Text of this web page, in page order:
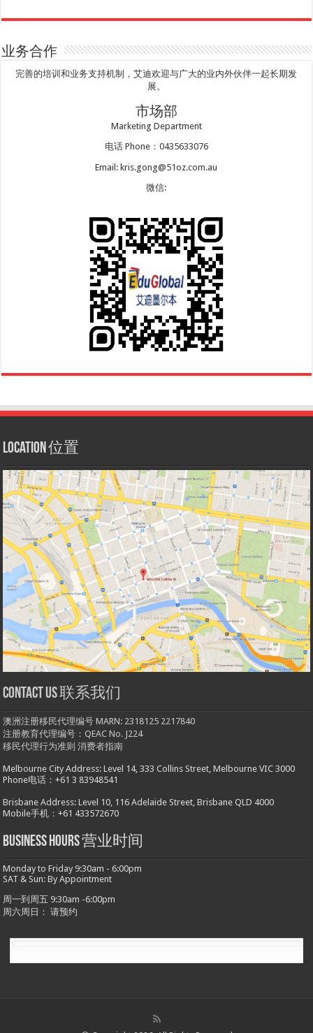
业务合作
完善的培训和业务支持机制，艾迪欢迎与广大的业内外伙伴一起长期发
展。
市场部
Marketing Department
电话 Phone：0435633076
Email: kris.gong@51oz.com.au
微信:
Location 位置
Contact us 联系我们
澳洲注册移民代理编号 MARN: 2318125 2217840
注册教育代理编号：QEAC No. J224
移民代理行为准则 消费者指南
Melbourne City Address: Level 14, 333 Collins Street, Melbourne VIC 3000
Phone电话：+61 3 83948541
Brisbane Address: Level 10, 116 Adelaide Street, Brisbane QLD 4000
Mobile手机：+61 433572670
Business hours 营业时间
Monday to Friday 9:30am - 6:00pm
SAT & Sun: By Appointment
周一到周五 9:30am -6:00pm
周六周日： 请预约